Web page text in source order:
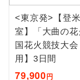
<東京発>【登
室】「大曲の
国花火競技大
用】3日間
79,900円